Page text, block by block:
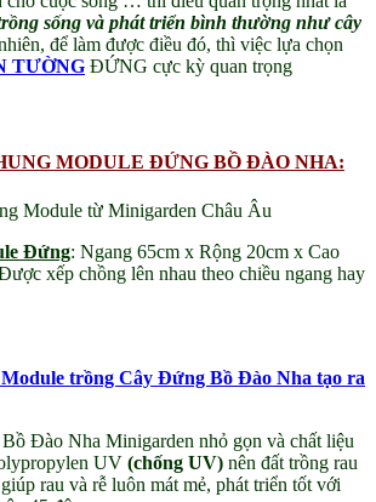
sống và phát triển bình thường như cây
để làm được điều đó, thì việc lựa chọn
TƯỜNG ĐỨNG cực kỳ quan trọng
MODULE ĐỨNG BỒ ĐÀO NHA:
Module từ Minigarden Châu Âu
Đứng: Ngang 65cm x Rộng 20cm x Cao
xếp chồng lên nhau theo chiều ngang hay
Module trồng Cây Đứng Bồ Đào Nha tạo ra
Đào Nha Minigarden nhỏ gọn và chất liệu
UV (chống UV) nên đất trồng rau
rau và rễ luôn mát mẻ, phát triển tốt với